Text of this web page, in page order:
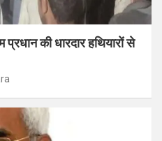
प्रधान की धारदार हथियारों से